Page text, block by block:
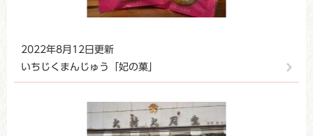
2022年8月12日更新
いちじくまんじゅう「妃の菓」